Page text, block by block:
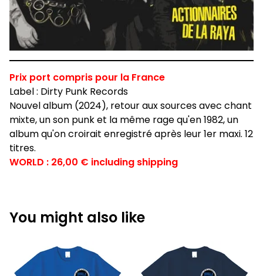
Prix port compris pour la France
Label : Dirty Punk Records
Nouvel album (2024), retour aux sources avec chant
mixte, un son punk et la même rage qu'en 1982, un
album qu'on croirait enregistré après leur 1er maxi. 12
titres.
WORLD : 26,00 € including shipping
You might also like